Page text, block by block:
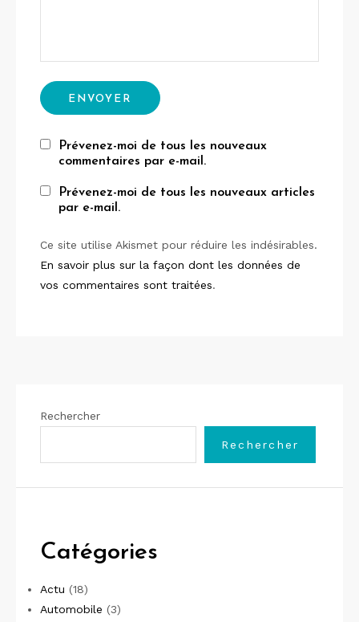
Prévenez-moi de tous les nouveaux
commentaires par e-mail.
Prévenez-moi de tous les nouveaux articles
par e-mail.
Ce site utilise Akismet pour réduire les indésirables.
En savoir plus sur la façon dont les données de
vos commentaires sont traitées.
Rechercher
Rechercher
Catégories
Actu (18)
Automobile (3)